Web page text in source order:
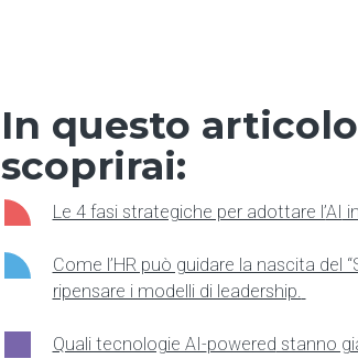
In questo articolo
scoprirai:
Le 4 fasi strategiche per adottare l’AI
Come l’HR può guidare la nascita del
ripensare i modelli di leadership.
Quali tecnologie AI-powered stanno